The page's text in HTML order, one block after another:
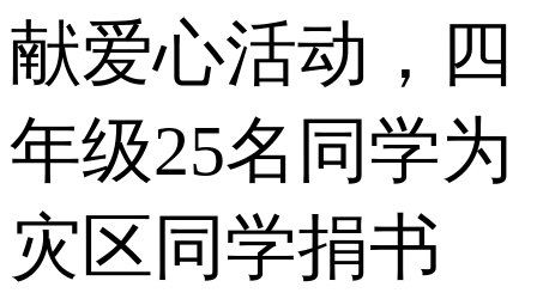
献爱心活动，四
年级25名同学为
灾区同学捐书